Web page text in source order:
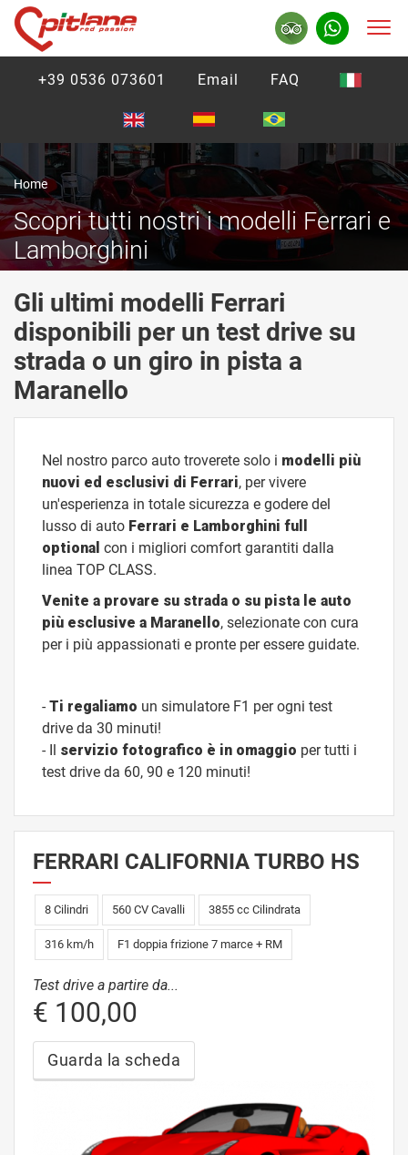
+39 0536 073601 Email FAQ
Home
Scopri tutti nostri i modelli Ferrari e
Lamborghini
Gli ultimi modelli Ferrari
disponibili per un test drive su
strada o un giro in pista a
Maranello
Nel nostro parco auto troverete solo i modelli più
nuovi ed esclusivi di Ferrari, per vivere
un'esperienza in totale sicurezza e godere del
lusso di auto Ferrari e Lamborghini full
optional con i migliori comfort garantiti dalla
linea TOP CLASS.
Venite a provare su strada o su pista le auto
più esclusive a Maranello, selezionate con cura
per i più appassionati e pronte per essere guidate.
- Ti regaliamo un simulatore F1 per ogni test
drive da 30 minuti!
- Il servizio fotografico è in omaggio per tutti i
test drive da 60, 90 e 120 minuti!
FERRARI CALIFORNIA TURBO HS
8 Cilindri 560 CV Cavalli 3855 cc Cilindrata
316 km/h F1 doppia frizione 7 marce + RM
Test drive a partire da...
€ 100,00
Guarda la scheda